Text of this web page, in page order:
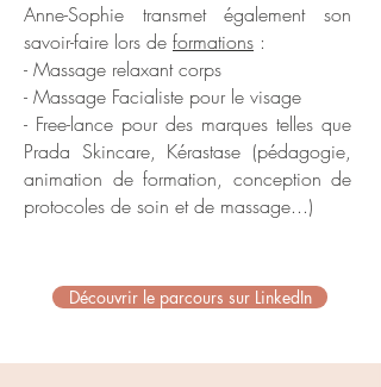
Anne-Sophie transmet également son
savoir-faire lors de formations :
- Massage relaxant corps
- Massage Facialiste pour le visage
- Free-lance pour des marques telles que
Prada Skincare, Kérastase (pédagogie,
animation de formation, conception de
protocoles de soin et de massage...)
Découvrir le parcours sur LinkedIn